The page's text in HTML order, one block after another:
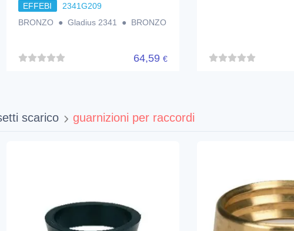
EFFEBI
2341G209
BRONZO ● Gladius 2341 ● BRONZO
64,59€
scarico guarnizioni per raccordi